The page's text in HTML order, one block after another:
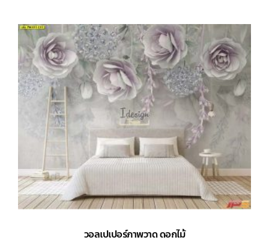
วอลเปเปอร์ภาพวาด ดอกไม้